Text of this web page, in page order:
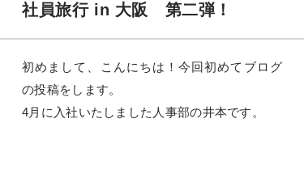
社員旅行 in 大阪 第二弾！
初めまして、こんにちは！今回初めてブログ
の投稿をします。
4月に入社いたしました人事部の井本です。